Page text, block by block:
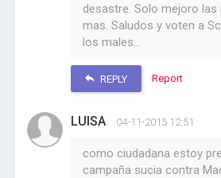
desastre. Solo mejoro las
mas. Saludos y voten a
los males...
REPLY Report
LUISA 04-11-2015 12:51
como ciudadana estoy
campaña sucia contra